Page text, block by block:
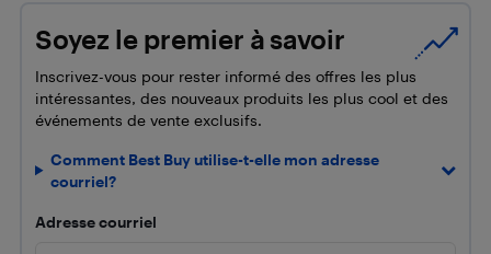
Soyez le premier à savoir
Inscrivez-vous pour rester informé des offres les plus
intéressantes, des nouveaux produits les plus cool et des
événements de vente exclusifs.
Comment Best Buy utilise-t-elle mon adresse
courriel?
Adresse courriel